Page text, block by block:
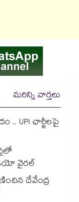
మరిన్ని వార్తలు
.. UPI ఛార్జీలపై
వైరల్
దేవేంద్ర